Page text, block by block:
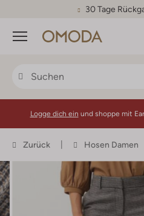
30 Tage
Menü
Logge dich ein und shoppe mit
Zurück Hosen Damen